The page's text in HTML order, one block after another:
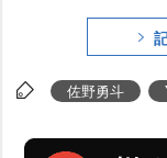
功や挫折など
佐野勇斗